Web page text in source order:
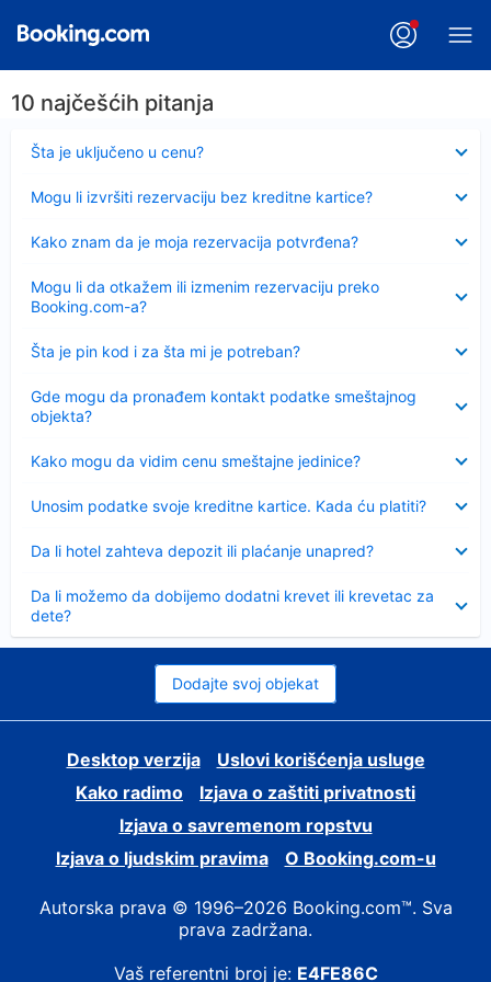
10 najčešćih pitanja
Šta je uključeno u cenu?
Sažeto
Mogu li izvršiti rezervaciju bez kreditne kartice?
Kako znam da je moja rezervacija potvrđena?
Mogu li da otkažem ili izmenim rezervaciju preko
Booking.com-a?
Šta je pin kod i za šta mi je potreban?
Sažeto
Gde mogu da pronađem kontakt podatke smeštajnog
objekta?
Kako mogu da vidim cenu smeštajne jedinice?
Unosim podatke svoje kreditne kartice. Kada ću platiti?
Da li hotel zahteva depozit ili plaćanje unapred?
Da li možemo da dobijemo dodatni krevet ili krevetac za
dete?
Dodajte svoj objekat
Desktop verzija
Uslovi korišćenja usluge
Kako radimo
Izjava o zaštiti privatnosti
Izjava o savremenom ropstvu
Izjava o ljudskim pravima
О Booking.com-u
Autorska prava © 1996–2026 Booking.com™. Sva
prava zadržana.
Vaš referentni broj je: E4FE86C